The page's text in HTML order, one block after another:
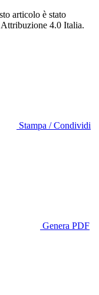
articolo è stato
4.0 Italia.
Stampa / Condividi
Genera PDF